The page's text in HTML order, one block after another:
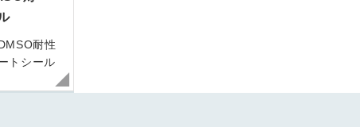
耐性
トシール